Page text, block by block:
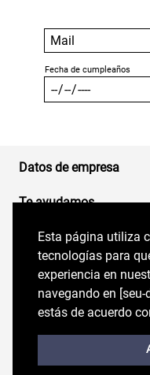
Esta página utiliza
tecnologías para
experiencia en
navegando en
de acuerdo con el
Esta página utiliza
tecnologías para
experiencia en
navegando en
estás de acuerdo
Datos de empresa
Te ayudamos
Medios de pago
Contáctanos
Síguenos en nuestras
Trabaja con Nosotros